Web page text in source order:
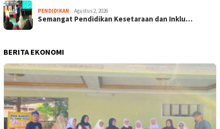
PENDIDIKAN Agustus 2, 2026
Semangat Pendidikan Kesetaraan dan Inklu…
BERITA EKONOMI